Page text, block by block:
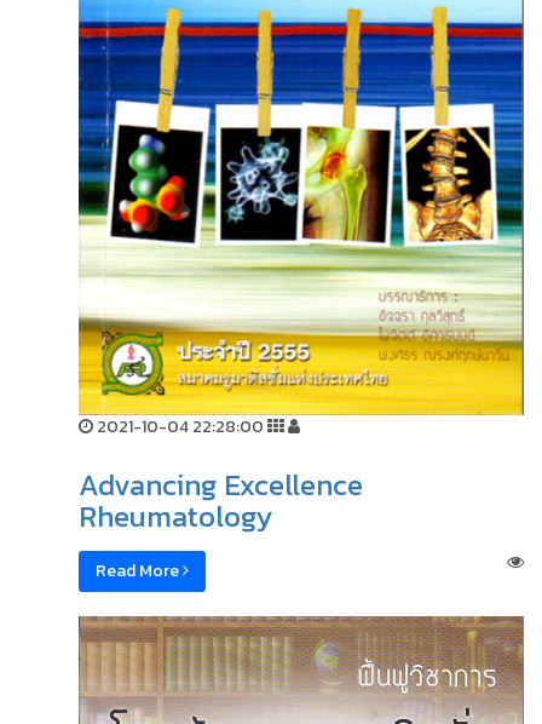
2021-10-04 22:28:00
Advancing Excellence
Rheumatology
Read More